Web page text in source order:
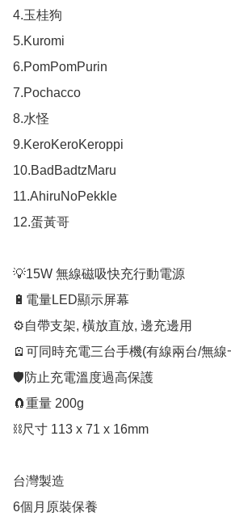
4.玉桂狗
5.Kuromi
6.PomPomPurin
7.Pochacco
8.水怪
9.KeroKeroKeroppi
10.BadBadtzMaru
11.AhiruNoPekkle
12.蛋黃哥
💡15W 無線磁吸快充行動電源
🔋電量LED顯示屏幕
⚙️自帶支架, 橫放直放, 邊充邊用
🪫可同時充電三台手機(有線兩台/無線
🛡防止充電溫度過高保護
🧲重量 200g
⛓尺寸 113 x 71 x 16mm
台灣製造
6個月原裝保養